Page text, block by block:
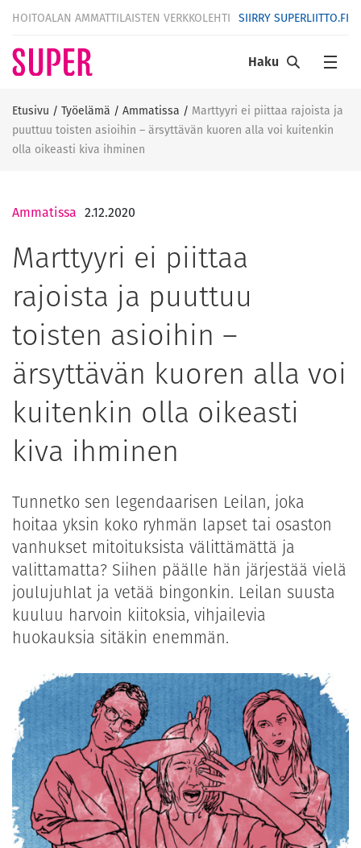
HOITOALAN AMMATTILAISTEN VERKKOLEHTI SIIRRY SUPERLIITTO.FI
Haku
Etusivu / Työelämä / Ammatissa / Marttyyri ei piittaa rajoista ja
puuttuu toisten asioihin – ärsyttävän kuoren alla voi kuitenkin
olla oikeasti kiva ihminen
Ammatissa 2.12.2020
Marttyyri ei piittaa
rajoista ja puuttuu
toisten asioihin –
ärsyttävän kuoren alla voi
kuitenkin olla oikeasti
kiva ihminen
Tunnetko sen legendaarisen Leilan, joka
hoitaa yksin koko ryhmän lapset tai osaston
vanhukset mitoituksista välittämättä ja
valittamatta? Siihen päälle hän järjestää vielä
joulujuhlat ja vetää bingonkin. Leilan suusta
kuuluu harvoin kiitoksia, vihjailevia
huokauksia sitäkin enemmän.